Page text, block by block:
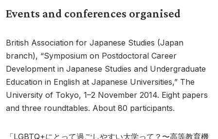
Events and conferences organised
British Association for Japanese Studies (Japan
branch), “Symposium on Postdoctoral Career
Development in Japanese Studies and Undergraduate
Education in English at Japanese Universities,” The
University of Tokyo, 1–2 November 2014. Eight papers
and three roundtables. About 80 participants.
「LGBTQ+にとって過ごしやすい大学って？〜高等教育機